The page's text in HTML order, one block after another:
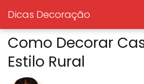
Dicas Decoração
Como Decorar
Estilo Rural